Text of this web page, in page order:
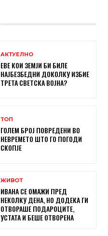
АКТУЕЛНО
ЕВЕ КОИ ЗЕМЈИ БИ БИЛЕ
НАЈБЕЗБЕДНИ ДОКОЛКУ ИЗБИЕ
ТРЕТА СВЕТСКА ВОЈНА?
ТОП
ГОЛЕМ БРОЈ ПОВРЕДЕНИ ВО
НЕВРЕМЕТО ШТО ГО ПОГОДИ
СКОПЈЕ
ЖИВОТ
ИВАНА СЕ ОМАЖИ ПРЕД
НЕКОЛКУ ДЕНА, НО ДОДЕКА ГИ
ОТВОРАШЕ ПОДАРОЦИТЕ,
УСТАТА И БЕШЕ ОТВОРЕНА